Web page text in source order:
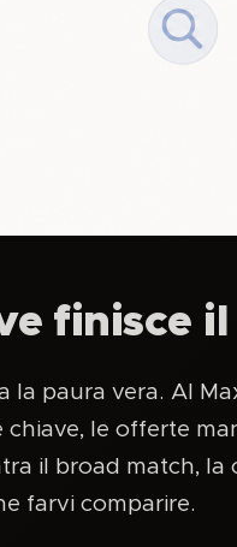
finisce
la paura vera. AI
chiave, le offerte
il broad match, la
farvi comparire.